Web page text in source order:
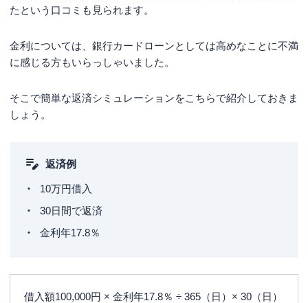
たという口コミも見られます。
金利については、銀行カードローンとしては高めなことに不満
に感じる方もいらっしゃいました。
そこで簡単な返済シミュレーションをこちらで紹介しておきま
しょう。
返済例
10万円借入
30日間で返済
金利年17.8％
借入額100,000円 × 金利年17.8％ ÷ 365（日）× 30（日）